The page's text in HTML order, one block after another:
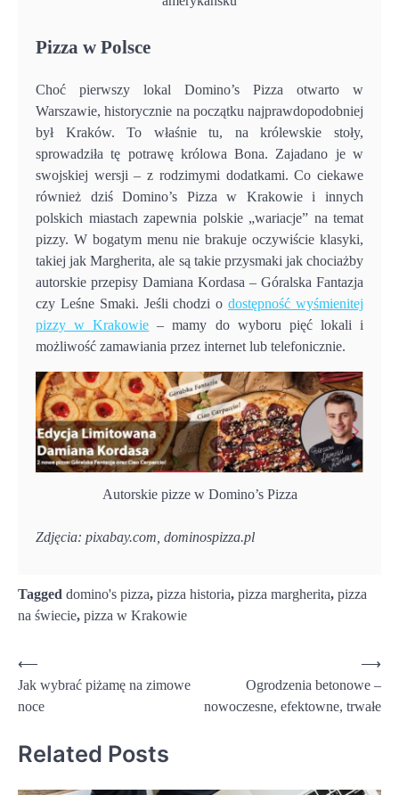
Pizza w Polsce
Choć pierwszy lokal Domino’s Pizza otwarto w
Warszawie, historycznie na początku najprawdopodobniej
był Kraków. To właśnie tu, na królewskie stoły,
sprowadziła tę potrawę królowa Bona. Zajadano je w
swojskiej wersji – z rodzimymi dodatkami. Co ciekawe
również dziś Domino’s Pizza w Krakowie i innych
polskich miastach zapewnia polskie „wariacje” na temat
pizzy. W bogatym menu nie brakuje oczywiście klasyki,
takiej jak Margherita, ale są takie przysmaki jak chociażby
autorskie przepisy Damiana Kordasa – Góralska Fantazja
czy Leśne Smaki. Jeśli chodzi odostępność wyśmienitej
pizzy w Krakowie – mamy do wyboru pięć lokali i
możliwość zamawiania przez internet lub telefonicznie.
Autorskie pizze w Domino’s Pizza
Zdjęcia: pixabay.com, dominospizza.pl
Tagged domino's pizza, pizza historia, pizza margherita, pizza
na świecie, pizza w Krakowie
Nawigacja
wpisu
⟵
Jak wybrać piżamę na zimowe
noce
Ogrodzenia betonowe –
nowoczesne, efektowne, trwałe
⟶
Related Posts